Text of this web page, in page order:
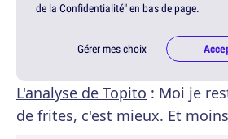
de la Confidentialité" en bas de page.
Gérer mes choix
L'analyse de Topito : Moi je
de frites, c'est mieux. Et